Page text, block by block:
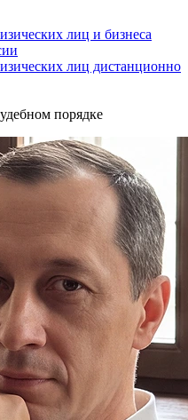
лиц и бизнеса
лиц дистанционно
порядке